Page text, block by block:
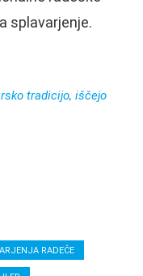
splavarjenje.
tradicijo, iščejo
RADEČE